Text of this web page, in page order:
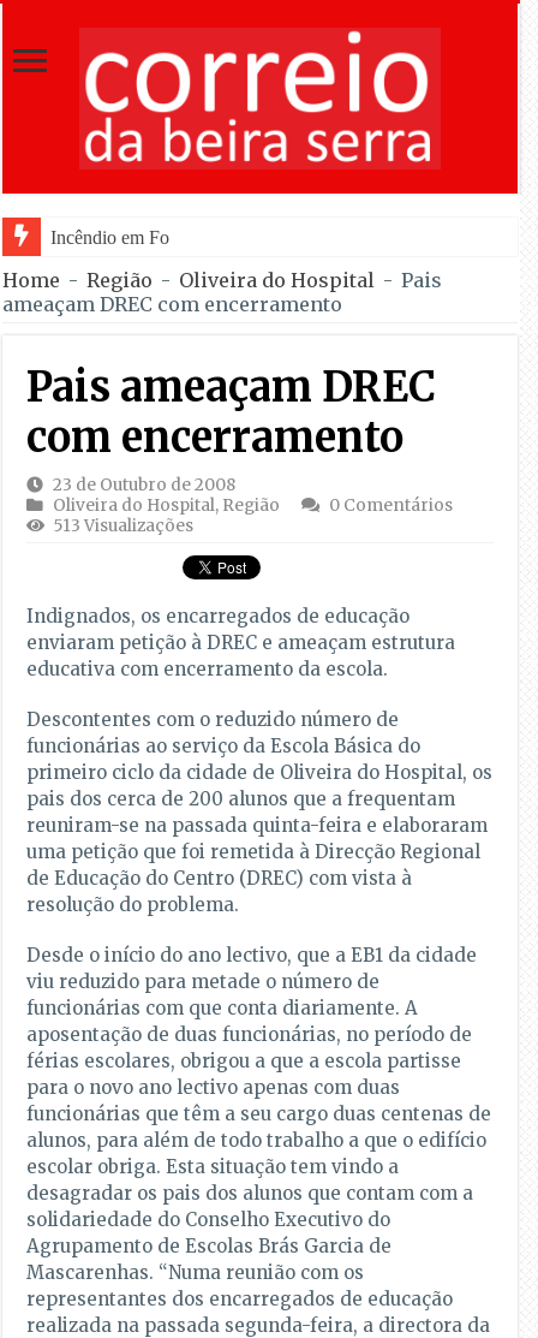
Incêndio em Fornos de Algodres dominado após
Home - Região - Oliveira do Hospital - Pais
ameaçam DREC com encerramento
Pais ameaçam DREC
com encerramento
23 de Outubro de 2008
Oliveira do Hospital, Região
0 Comentários
513 Visualizações
Indignados, os encarregados de educação
enviaram petição à DREC e ameaçam estrutura
educativa com encerramento da escola.
Descontentes com o reduzido número de
funcionárias ao serviço da Escola Básica do
primeiro ciclo da cidade de Oliveira do Hospital, os
pais dos cerca de 200 alunos que a frequentam
reuniram-se na passada quinta-feira e elaboraram
uma petição que foi remetida à Direcção Regional
de Educação do Centro (DREC) com vista à
resolução do problema.
Desde o início do ano lectivo, que a EB1 da cidade
viu reduzido para metade o número de
funcionárias com que conta diariamente. A
aposentação de duas funcionárias, no período de
férias escolares, obrigou a que a escola partisse
para o novo ano lectivo apenas com duas
funcionárias que têm a seu cargo duas centenas de
alunos, para além de todo trabalho a que o edifício
escolar obriga. Esta situação tem vindo a
desagradar os pais dos alunos que contam com a
solidariedade do Conselho Executivo do
Agrupamento de Escolas Brás Garcia de
Mascarenhas. “Numa reunião com os
representantes dos encarregados de educação
realizada na passada segunda-feira, a directora da